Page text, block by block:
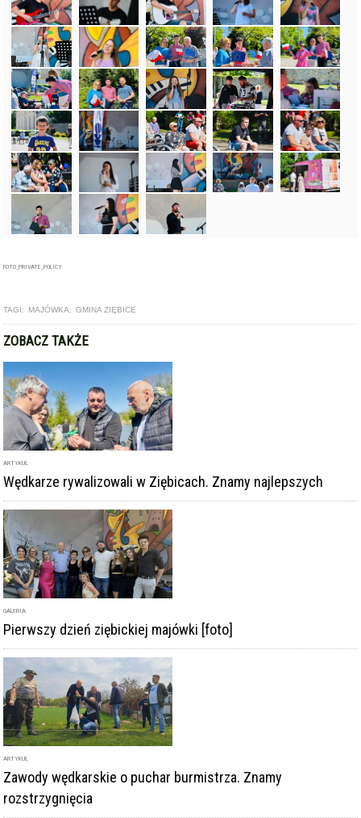
FOTO_PRIVATE_POLICY
TAGI: MAJÓWKA GMINA ZIĘBICE
ZOBACZ TAKŻE
ARTYKUŁ
Wędkarze rywalizowali w Ziębicach. Znamy najlepszych
GALERIA
Pierwszy dzień ziębickiej majówki [foto]
ARTYKUŁ
Zawody wędkarskie o puchar burmistrza. Znamy
rozstrzygnięcia